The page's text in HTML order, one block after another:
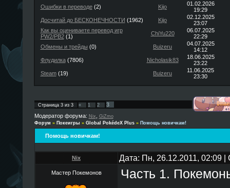
Ошибки в переводе(2) Kijo
01.02.2026
19:29
Досчитай до БЕСКОНЕЧНОСТИ (1962) Kijo
02.12.2025
23:07
Как вы оцениваете перевод игр
PW2/PB2(1) ChiYu220
06.07.2025
22:29
Обмены и трейды (0) Buizeru
04.07.2025
14:12
Флудилка(7806) Nicholasik83
18.06.2025
23:22
Steam(19) Buizeru
11.06.2025
23:30
Страница 3из 3 « 1 2
3
Модератор форума: Nix
GiZmo
Форум » Покеигры » Global PokédeX Plus » Помощь новичкам!
Помощь новичкам!
Nix Дата: Пн, 26.12.2011, 02:09
Мастер Покемонов Часть 1.